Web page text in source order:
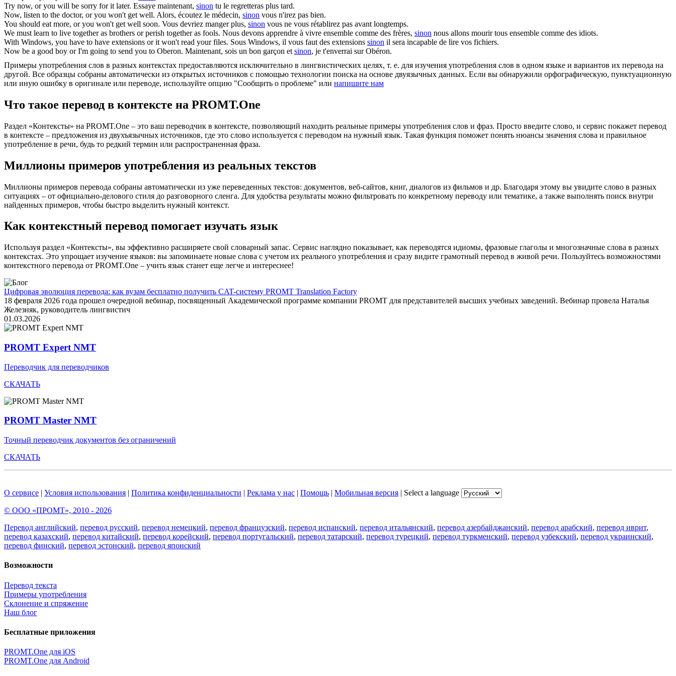
Try now, oryou will be sorry for it later. Essaye maintenant, sinon tu le regretteras plus tard.
Now, listen to the doctor, oryou won't get well. Alors, écoutez le médecin, sinon vous n'irez pas bien.
You should eat more, oryou won't get well soon. Vous devriez manger plus, sinon vous ne vous rétablirez pas avant longtemps.
We must learn to live together as brothers orperish together as fools. Nous devons apprendre à vivre ensemble comme des frères, sinon nous allons mourir tous ensemble comme des idiots.
With Windows, you have to have extensions orit won't read your files. Sous Windows, il vous faut des extensions sinon il sera incapable de lire vos fichiers.
Now be a good boy orI'm going to send you to Oberon. Maintenant, sois un bon garçon et sinon, je t'enverrai sur Obéron.
Примеры употребления слов в разных контекстах предоставляются исключительно в лингвистических целях, т. е. для изучения употребления слов в одном языке и вариантов их перевода на
другой. Все образцы собраны автоматически из открытых источников с помощью технологии поиска на основе двуязычных данных. Если вы обнаружили орфографическую, пунктуационную
или иную ошибку в оригинале или переводе, используйте опцию "Сообщить о проблеме" или напишите нам
Что такое перевод в контексте на PROMT.One
Раздел «Контексты» на PROMT.One – это ваш переводчик в контексте, позволяющий находить реальные примеры употребления слов и фраз. Просто введите слово, и сервис покажет перевод
в контексте – предложения из двухъязычных источников, где это слово используется с переводом на нужный язык. Такая функция поможет понять нюансы значения слова и правильное
употребление в речи, будь то редкий термин или распространенная фраза.
Миллионы примеров употребления из реальных текстов
Миллионы примеров перевода собраны автоматически из уже переведенных текстов: документов, веб-сайтов, книг, диалогов из фильмов и др. Благодаря этому вы увидите слово в разных
ситуациях – от официально-делового стиля до разговорного сленга. Для удобства результаты можно фильтровать по конкретному переводу или тематике, а также выполнять поиск внутри
найденных примеров, чтобы быстро выделить нужный контекст.
Как контекстный перевод помогает изучать язык
Используя раздел «Контексты», вы эффективно расширяете свой словарный запас. Сервис наглядно показывает, как переводятся идиомы, фразовые глаголы и многозначные слова в разных
контекстах. Это упрощает изучение языков: вы запоминаете новые слова с учетом их реального употребления и сразу видите грамотный перевод в живой речи. Пользуйтесь возможностями
контекстного перевода от PROMT.One – учить язык станет еще легче и интереснее!
Цифровая эволюция перевода: как вузам бесплатно получить CAT-систему PROMT Translation Factory
18 февраля 2026 года прошел очередной вебинар, посвященный Академической программе компании PROMT для представителей высших учебных заведений. Вебинар провела Наталья
Железняк, руководитель лингвистич
01.03.2026
PROMT Expert NMT
Переводчик для переводчиков
СКАЧАТЬ
PROMT Master NMT
Точный переводчик документов без ограничений
СКАЧАТЬ
О сервисе | Условия использования | Политика конфиденциальности | Реклама у нас | Помощь | Мобильная версия | Select a language
© ООО «ПРОМТ», 2010 - 2026
Перевод английский, перевод русский, перевод немецкий, перевод французский, перевод испанский, перевод итальянский, перевод азербайджанский, перевод арабский, перевод иврит,
перевод казахский, перевод китайский, перевод корейский, перевод португальский, перевод татарский, перевод турецкий, перевод туркменский, перевод узбекский, перевод украинский,
перевод финский, перевод эстонский, перевод японский
Возможности
Перевод текста
Примеры употребления
Склонение и спряжение
Наш блог
Бесплатные приложения
PROMT.One для iOS
PROMT.One для Android